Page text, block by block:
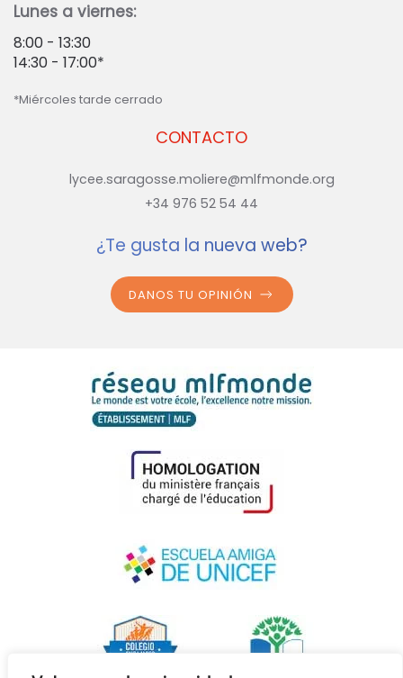
CONTACTO
lycee.saragosse.moliere@mlfmonde.org
+34 976 52 54 44
Lunes a viernes:
8:00 - 13:30
14:30 - 17:00*
*Miércoles tarde cerrado
¿Te gusta la nueva web?
DANOS TU OPINIÓN